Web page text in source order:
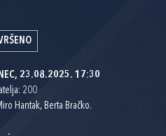
23.08.2025. 17:30
200
Hantak, Berta Bračko.